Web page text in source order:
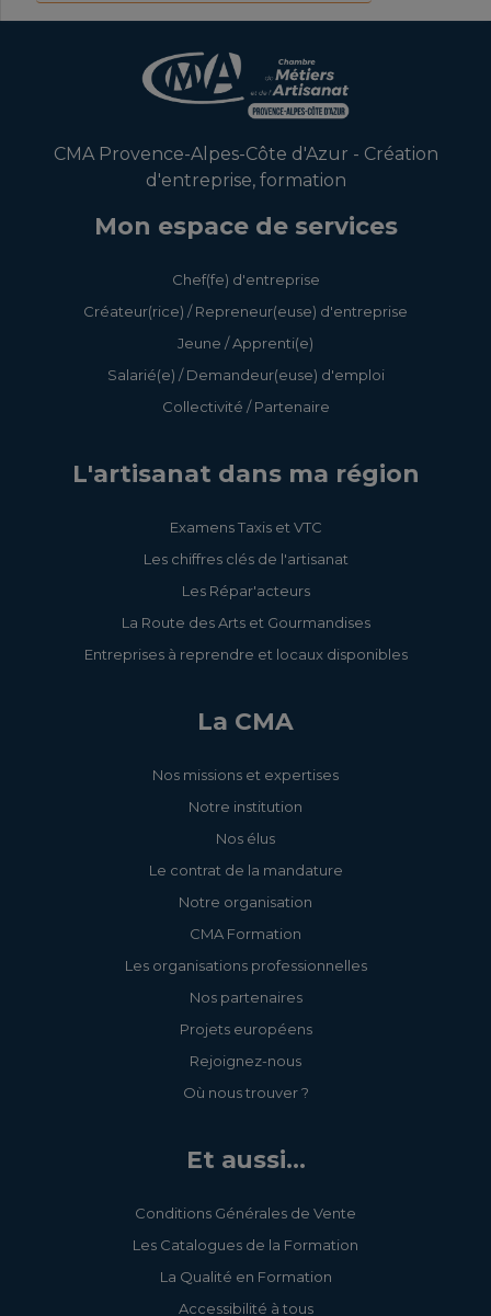
CMA Provence-Alpes-Côte d'Azur - Création
d'entreprise, formation
Mon espace de services
Chef(fe) d'entreprise
Créateur(rice) / Repreneur(euse) d'entreprise
Jeune / Apprenti(e)
Salarié(e) / Demandeur(euse) d'emploi
Collectivité / Partenaire
L'artisanat dans ma région
Examens Taxis et VTC
Les chiffres clés de l'artisanat
Les Répar'acteurs
La Route des Arts et Gourmandises
Entreprises à reprendre et locaux disponibles
La CMA
Nos missions et expertises
Notre institution
Nos élus
Le contrat de la mandature
Notre organisation
CMA Formation
Les organisations professionnelles
Nos partenaires
Projets européens
Rejoignez-nous
Où nous trouver ?
Et aussi...
Conditions Générales de Vente
Les Catalogues de la Formation
La Qualité en Formation
Accessibilité à tous